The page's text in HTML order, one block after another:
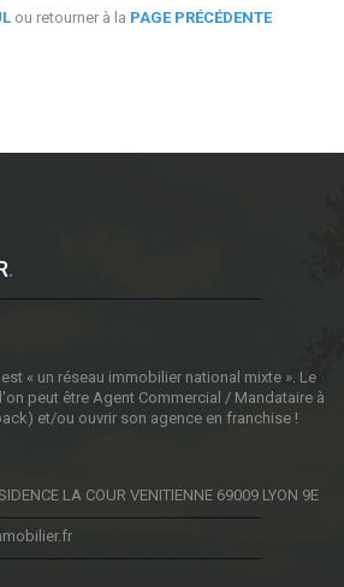
ou retourner à la PAGE PRÉCÉDENTE
.
« un réseau immobilier national mixte ». Le
peut être Agent Commercial / Mandataire à
et/ou ouvrir son agence en franchise !
LA COUR VENITIENNE 69009 LYON 9E